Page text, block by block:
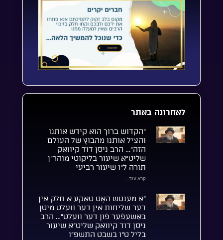
לאחרונה באתר
“הקדוש ברוך הוא קידש אותנו
והציל אותנו מהבוץ של העולם
הזה”… הרב ניסן דוד קיוואק
שליט”א שיעור בליקוטי מוהר”ן
תורה ל”ו שיעור רביעי
קרא עוד...
“אַ מענטש האָט טאַקע אַ חלק אין
דער שליחות אין דער וועלט מיטן
באַשעפֿער פֿון דער וועלט”… הרב
ניסן דוד קיוואק שליט”א שיעור
בליל ט”ו בשבט התשפ”ו